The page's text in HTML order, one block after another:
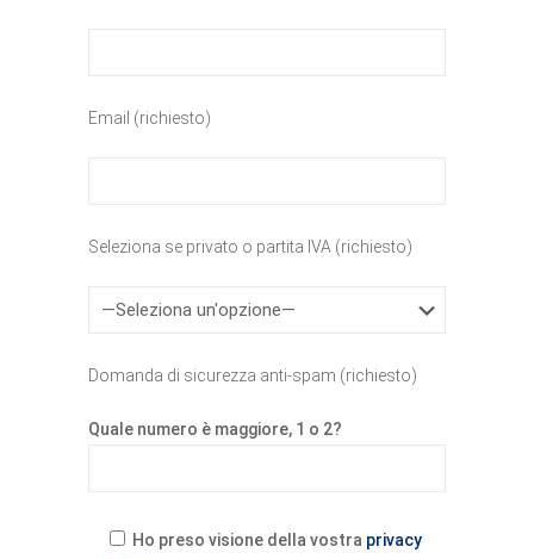
Email (richiesto)
Seleziona se privato o partita IVA (richiesto)
Domanda di sicurezza anti-spam (richiesto)
Quale numero è maggiore, 1 o 2?
Ho preso visione della vostra privacy